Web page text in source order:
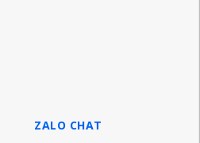
ZALO CHAT